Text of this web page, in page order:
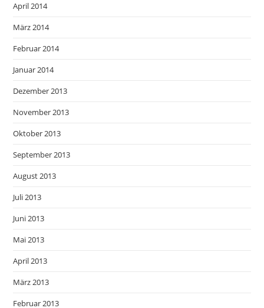
April 2014
März 2014
Februar 2014
Januar 2014
Dezember 2013
November 2013
Oktober 2013
September 2013
August 2013
Juli 2013
Juni 2013
Mai 2013
April 2013
März 2013
Februar 2013